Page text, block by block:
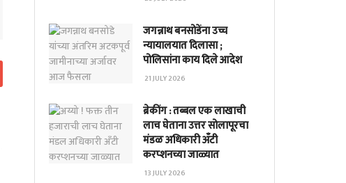
जगन्नाथ बनसोडेंना उच्च
न्यायालयात दिलासा ;
पोलिसांना काय दिले आदेश
21 JULY 2026
ब्रेकींग : तब्बल एक लाखाची
लाच घेताना उत्तर सोलापूरचा
मंडळ अधिकारी अँटी
करप्शनच्या जाळ्यात
13 JULY 2026